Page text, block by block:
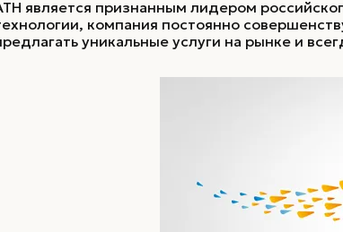
/ копирайт
является признанным лидером
компания постоянно
уникальные услуги на рынке и